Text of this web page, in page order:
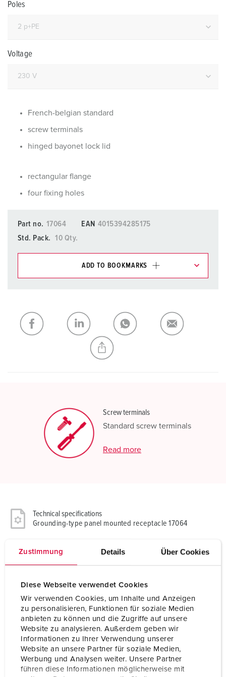
Zustimmung Details Über Cookies
Diese Webseite verwendet Cookies
Wir verwenden Cookies, um Inhalte und Anzeigen
zu personalisieren, Funktionen für soziale Medien
anbieten zu können und die Zugriffe auf unsere
Website zu analysieren. Außerdem geben wir
Informationen zu Ihrer Verwendung unserer
Website an unsere Partner für soziale Medien,
Werbung und Analysen weiter. Unsere Partner
führen diese Informationen möglicherweise mit
Poles
Voltage
French-belgian standard
screw terminals
hinged bayonet lock lid
rectangular flange
four fixing holes
Part no. 17064 EAN 4015394285175
Std. Pack.
10 Qty.
ADD TO BOOKMARKS
My list ADD
CREATE A NEW LIST
Screw terminals
Standard screw terminals
Read more
Technical specifications
Grounding-type panel mounted receptacle 17064
Ampere
Connection technology Screw terminals
Contact standard
Protection type IP68
Shutter Yes